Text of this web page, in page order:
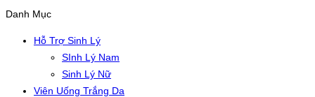
Danh Mục
Hỗ Trợ Sinh Lý
SInh Lý Nam
Sinh Lý Nữ
Viên Uống Trắng Da